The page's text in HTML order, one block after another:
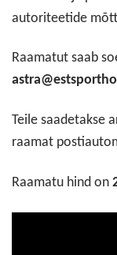
autoriteetide
Raamatut saab
Teile saadetakse
raamat
Raamatu hind on